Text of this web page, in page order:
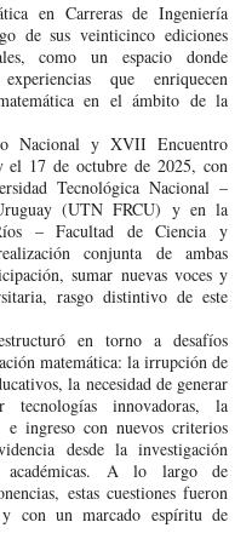
en Carreras de Ingeniería
de sus veinticinco ediciones
como un espacio donde
que enriquecen
en el ámbito de la
Nacional y XVII Encuentro
17 de octubre de 2025, con
Tecnológica Nacional –
(UTN FRCU) y en la
– Facultad de Ciencia y
conjunta de ambas
sumar nuevas voces y
rasgo distintivo de este
en torno a desafíos
matemática: la irrupción de
la necesidad de generar
tecnologías innovadoras, la
ingreso con nuevos criterios
desde la investigación
académicas. A lo largo de
estas cuestiones fueron
y con un marcado espíritu de